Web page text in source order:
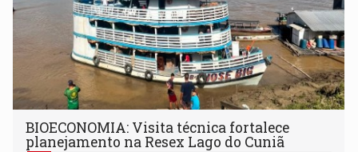
BIOECONOMIA: Visita técnica fortalece
planejamento na Resex Lago do Cuniã